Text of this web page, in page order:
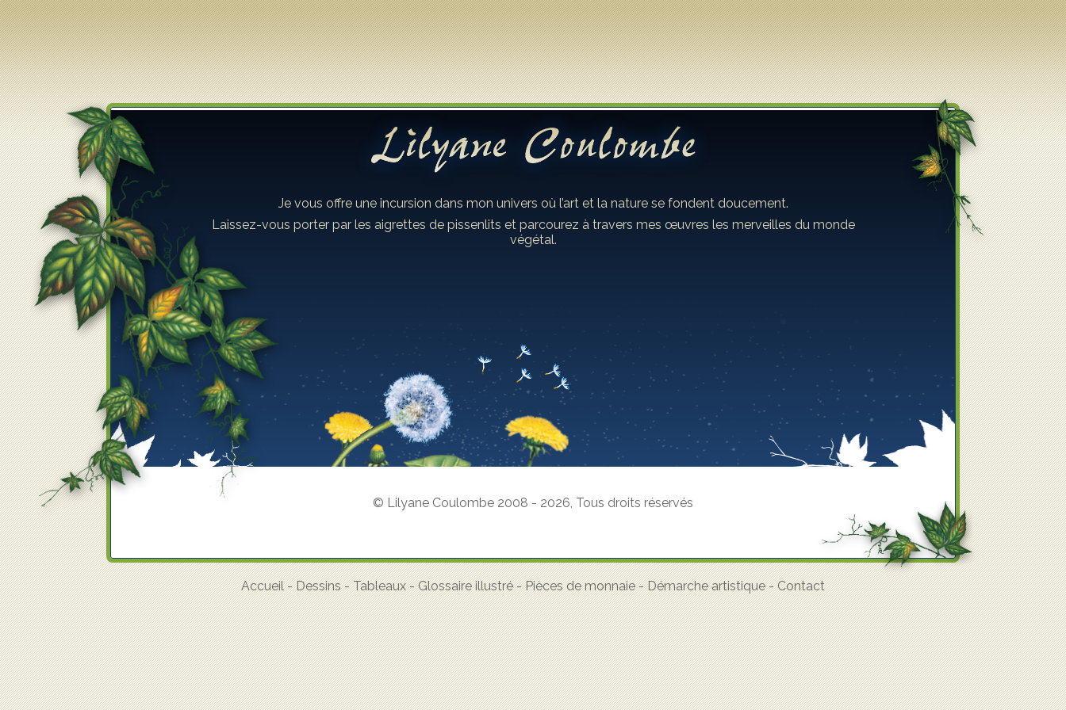
Je vous offre une incursion dans mon univers où l’art et la nature se fondent doucement.
Laissez-vous porter par les aigrettes de pissenlits et parcourez à travers mes œuvres les merveilles du monde
végétal.
© Lilyane Coulombe 2008 - 2026, Tous droits réservés
Accueil-Dessins-Tableaux-Glossaire illustré-Pièces de monnaie-Démarche artistique-Contact